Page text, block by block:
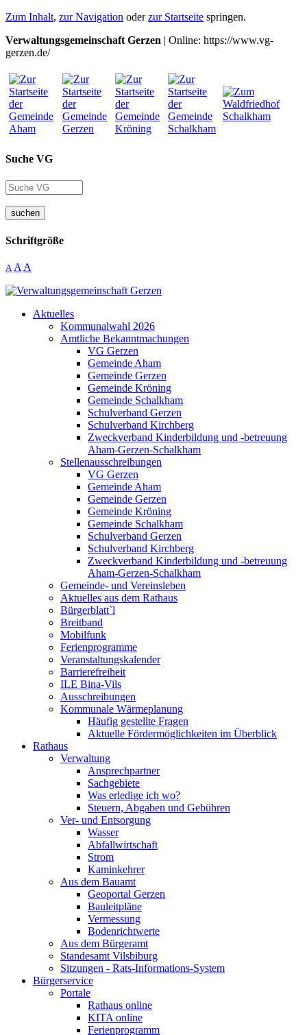
Zum Inhalt, zur Navigation oderzur Startseite springen.
Verwaltungsgemeinschaft Gerzen | Online: https://www.vg-
gerzen.de/
Suche VG
suchen
Schriftgröße
A A A
Aktuelles
Kommunalwahl 2026
Amtliche Bekanntmachungen
VG Gerzen
Gemeinde Aham
Gemeinde Gerzen
Gemeinde Kröning
Gemeinde Schalkham
Schulverband Gerzen
Schulverband Kirchberg
Zweckverband Kinderbildung und -betreuung
Aham-Gerzen-Schalkham
Stellenausschreibungen
VG Gerzen
Gemeinde Aham
Gemeinde Gerzen
Gemeinde Kröning
Gemeinde Schalkham
Schulverband Gerzen
Schulverband Kirchberg
Zweckverband Kinderbildung und -betreuung
Aham-Gerzen-Schalkham
Gemeinde- und Vereinsleben
Aktuelles aus dem Rathaus
Bürgerblatt`l
Breitband
Mobilfunk
Ferienprogramme
Veranstaltungskalender
Barrierefreiheit
ILE Bina-Vils
Ausschreibungen
Kommunale Wärmeplanung
Häufig gestellte Fragen
Aktuelle Fördermöglichkeiten im Überblick
Rathaus
Verwaltung
Ansprechpartner
Sachgebiete
Was erledige ich wo?
Steuern, Abgaben und Gebühren
Ver- und Entsorgung
Wasser
Abfallwirtschaft
Strom
Kaminkehrer
Aus dem Bauamt
Geoportal Gerzen
Bauleitpläne
Vermessung
Bodenrichtwerte
Aus dem Bürgeramt
Standesamt Vilsbiburg
Sitzungen - Rats-Informations-System
Bürgerservice
Portale
Rathaus online
KITA online
Ferienprogramm